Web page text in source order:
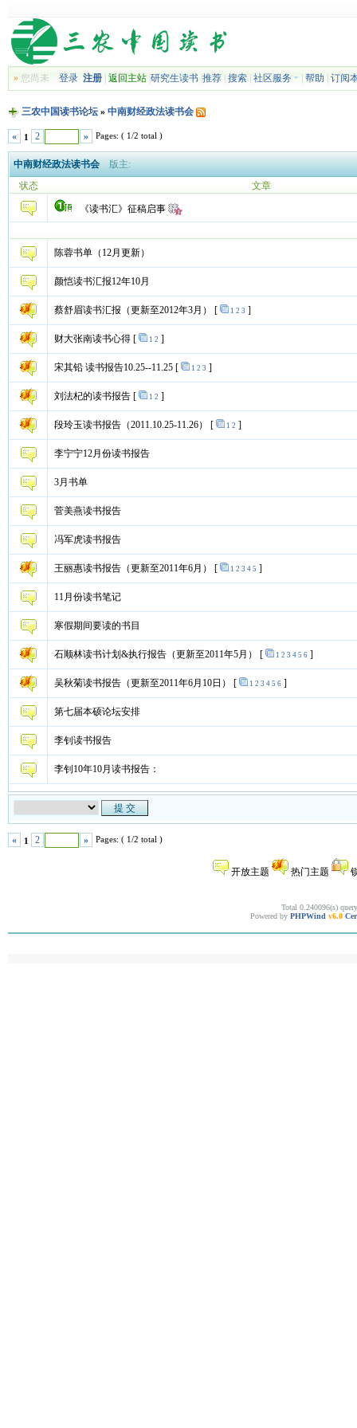
»您尚未 登录 注册| 返回主站| 研究生读书| 推荐| 搜索| 社区服务 帮助 订阅
三农中国读书论坛» 中南财经政法读书会
« 1 2 » Pages: ( 1/2 total )
中南财经政法读书会版主:
状态
文章
《读书汇》征稿启事
陈蓉书单（12月更新）
颜恺读书汇报12年10月
蔡舒眉读书汇报（更新至2012年3月） [ 1 2 3 ]
财大张南读书心得[ 1 2 ]
宋其铅 读书报告10.25--11.25[ 1 2 3 ]
刘法杞的读书报告[ 1 2 ]
段玲玉读书报告（2011.10.25-11.26） [ 1 2 ]
李宁宁12月份读书报告
3月书单
菅美燕读书报告
冯军虎读书报告
王丽惠读书报告（更新至2011年6月） [ 1 2 3 4 5 ]
11月份读书笔记
寒假期间要读的书目
石顺林读书计划&执行报告（更新至2011年5月） [ 1 2 3 4 5 6]
吴秋菊读书报告（更新至2011年6月10日） [ 1 2 3 4 5 6]
第七届本硕论坛安排
李钊读书报告
李钊10年10月读书报告：
« 1 2 » Pages: ( 1/2 total )
开放主题 热门主题
Total 0.240096(s)
Powered by PHPWind v6.0